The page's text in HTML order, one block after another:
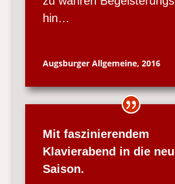
hin…
Augsburger Allgemeine, 2016
Mit faszinierendem
Klavierabend in die